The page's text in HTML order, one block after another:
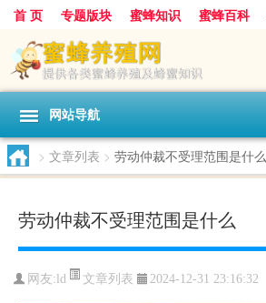
首 页 专题版块 蜜蜂知识 蜜蜂百科
中华蜜蜂
蜂蜜 胡蜂
网站导航
> 文章列表 > 劳动仲裁不受理范围是什么
劳动仲裁不受理范围是什么
网友:ld 文章列表 2024-12-31 23:16:32